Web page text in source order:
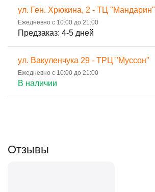
ул. Ген. Хрюкина, 2 - ТЦ "Мандарин"
Ежедневно с 10:00 до 21:00
Предзаказ: 4-5 дней
ул. Вакуленчука 29 - ТРЦ "Муссон"
Ежедневно с 10:00 до 21:00
В наличии
Отзывы